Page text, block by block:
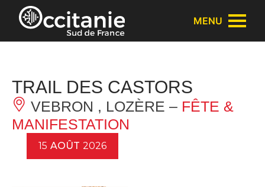
Panneau de gestion des cookies
MENU
TRAIL DES CASTORS
VEBRON , LOZÈRE – FÊTE &
MANIFESTATION
15 AOÛT 2026